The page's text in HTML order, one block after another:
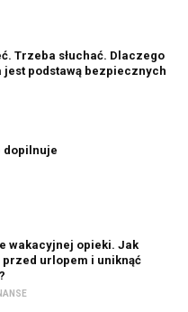
Trzeba słuchać. Dlaczego
jest podstawą bezpiecznych
dopilnuje
wakacyjnej opieki. Jak
urlopem i uniknąć